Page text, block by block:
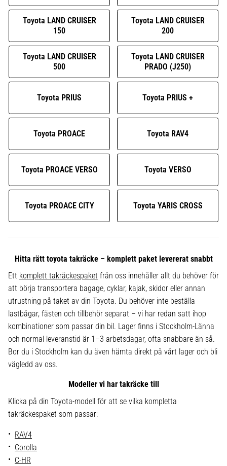
Toyota LAND CRUISER
150
Toyota LAND CRUISER
200
Toyota LAND CRUISER
500
Toyota LAND CRUISER
PRADO (J250)
Toyota PRIUS Toyota PRIUS +
Toyota PROACE Toyota RAV4
Toyota PROACE VERSO Toyota VERSO
Toyota PROACE CITY Toyota YARIS CROSS
Hitta rätt toyota takräcke – komplett paket levererat snabbt
Ett komplett takräckespaket från oss innehåller allt du behöver för
att börja transportera bagage, cyklar, kajak, skidor eller annan
utrustning på taket av din Toyota. Du behöver inte beställa
lastbågar, fästen och tillbehör separat – vi har redan satt ihop
kombinationer som passar din bil. Lager finns i Stockholm-Länna
och normal leveranstid är 1–3 arbetsdagar, ofta snabbare än så.
Bor du i Stockholm kan du även hämta direkt på vårt lager och bli
vägledd av oss.
Modeller vi har takräcke till
Klicka på din Toyota-modell för att se vilka kompletta
takräckespaket som passar:
RAV4
Corolla
C-HR